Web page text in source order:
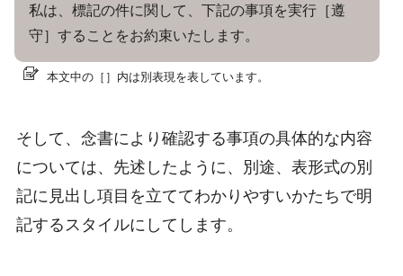
私は、標記の件に関して、下記の事項を実行［遵
守］することをお約束いたします。
本文中の［］内は別表現を表しています。
そして、念書により確認する事項の具体的な内容
については、先述したように、別途、表形式の別
記に見出し項目を立ててわかりやすいかたちで明
記するスタイルにしてします。